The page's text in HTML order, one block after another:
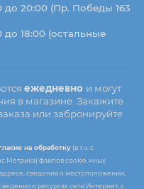
20:00 (Пр. Победы 163
18:00 (остальные
ежедневно и могут
в магазине. Закажите
или забронируйте
на обработку (в т.ч. с
файлов cookie, иных
сведения о местоположении,
о ресурсах сети Интернет, с